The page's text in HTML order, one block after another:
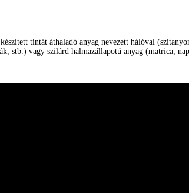
tintát áthaladó anyag nevezett hálóval
stb.) vagy szilárd halmazállapotú anyag (matrica,